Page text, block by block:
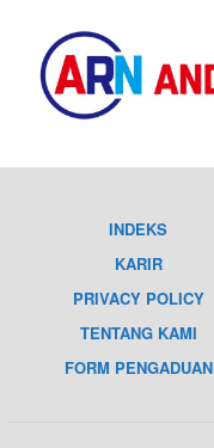
INDEKS
KARIR
PRIVACY POLICY
TENTANG KAMI
FORM PENGADUAN